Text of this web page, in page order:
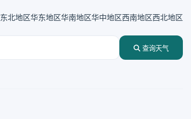
东北地区华东地区华南地区华中地区西南地区西北地区
查询天气